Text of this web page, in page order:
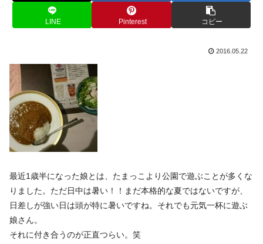
LINE Pinterest コピー
2016.05.22
最近1歳半になった娘とは、 たまっこより公園で遊ぶことが多くな
りました。ただ日中は暑い！
！まだ本格的な夏ではないですが、
日差しが強い日は頭が特に暑いですね。 それでも元気一杯に遊ぶ
娘さん。
それに付き合うのが正直つらい。笑